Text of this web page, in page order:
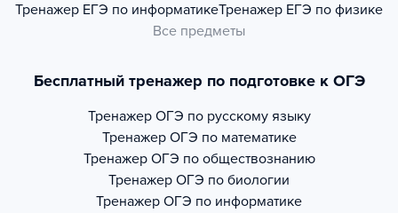
Тренажер ЕГЭ по информатикеТренажер ЕГЭ по физике
Все предметы
Бесплатный тренажер по подготовке к ОГЭ
Тренажер ОГЭ по русскому языку
Тренажер ОГЭ по математике
Тренажер ОГЭ по обществознанию
Тренажер ОГЭ по биологии
Тренажер ОГЭ по информатике